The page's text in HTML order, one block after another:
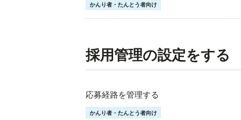
かんり者・たんとう者向け
採用管理の設定をする
応募経路を管理する
かんり者・たんとう者向け